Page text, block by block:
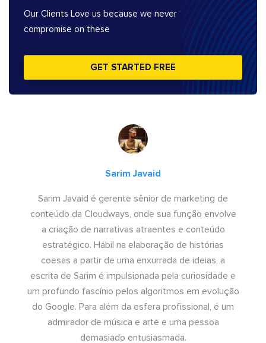
Our Clients Love us because we never
compromise on these
GET STARTED FREE
Sarim Javaid
Sarim Javaid é gerente sênior de marketing de
conteúdo da Cloudways, onde sua função envolve
a criação de narrativas atraentes e conteúdo
estratégico. Hábil na elaboração de histórias
coesas a partir de uma enxurrada de ideias, a
escrita de Sarim é impulsionada pela curiosidade e
um profundo fascínio pelos algoritmos em evolução
do Google. Para além da esfera profissional, é um
admirador de música e arte e uma pessoa
demasiado entusiasmada.